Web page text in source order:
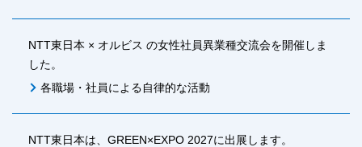
NTT東日本 × オルビス の女性社員異業種交流会を開催しま
した。
各職場・社員による自律的な活動
NTT東日本は、GREEN×EXPO 2027に出展します。